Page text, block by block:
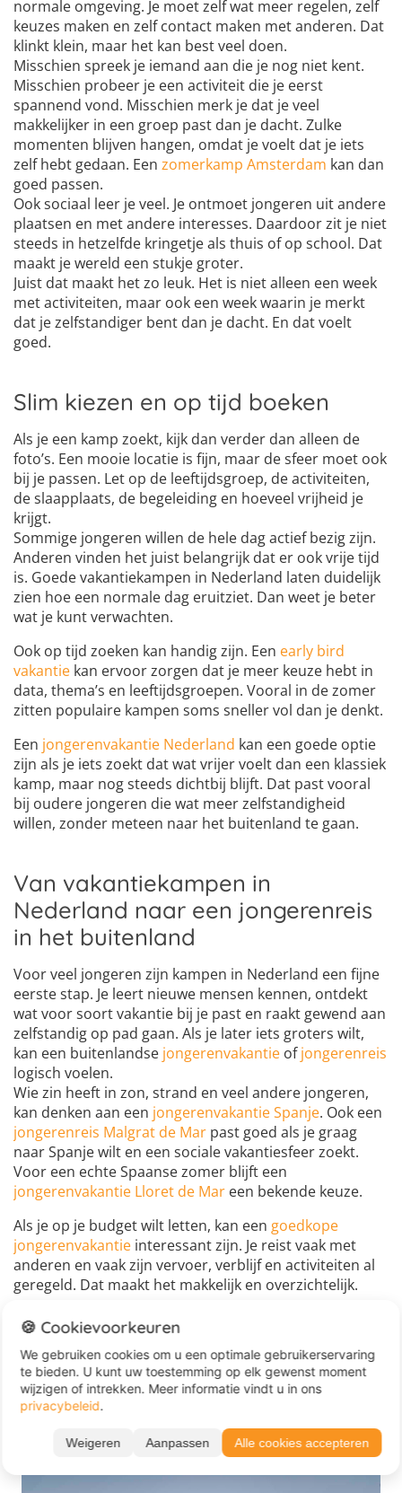
normale omgeving. Je moet zelf wat meer regelen, zelf
keuzes maken en zelf contact maken met anderen. Dat
klinkt klein, maar het kan best veel doen.
Misschien spreek je iemand aan die je nog niet kent.
Misschien probeer je een activiteit die je eerst
spannend vond. Misschien merk je dat je veel
makkelijker in een groep past dan je dacht. Zulke
momenten blijven hangen, omdat je voelt dat je iets
zelf hebt gedaan. Een zomerkamp Amsterdam kan dan
goed passen.
Ook sociaal leer je veel. Je ontmoet jongeren uit andere
plaatsen en met andere interesses. Daardoor zit je niet
steeds in hetzelfde kringetje als thuis of op school. Dat
maakt je wereld een stukje groter.
Juist dat maakt het zo leuk. Het is niet alleen een week
met activiteiten, maar ook een week waarin je merkt
dat je zelfstandiger bent dan je dacht. En dat voelt
goed.
Slim kiezen en op tijd boeken
Als je een kamp zoekt, kijk dan verder dan alleen de
foto’s. Een mooie locatie is fijn, maar de sfeer moet ook
bij je passen. Let op de leeftijdsgroep, de activiteiten,
de slaapplaats, de begeleiding en hoeveel vrijheid je
krijgt.
Sommige jongeren willen de hele dag actief bezig zijn.
Anderen vinden het juist belangrijk dat er ook vrije tijd
is. Goede vakantiekampen in Nederland laten duidelijk
zien hoe een normale dag eruitziet. Dan weet je beter
wat je kunt verwachten.
Ook op tijd zoeken kan handig zijn. Een early bird
vakantie kan ervoor zorgen dat je meer keuze hebt in
data, thema’s en leeftijdsgroepen. Vooral in de zomer
zitten populaire kampen soms sneller vol dan je denkt.
Een jongerenvakantie Nederland kan een goede optie
zijn als je iets zoekt dat wat vrijer voelt dan een klassiek
kamp, maar nog steeds dichtbij blijft. Dat past vooral
bij oudere jongeren die wat meer zelfstandigheid
willen, zonder meteen naar het buitenland te gaan.
Van vakantiekampen in
Nederland naar een jongerenreis
in het buitenland
Voor veel jongeren zijn kampen in Nederland een fijne
eerste stap. Je leert nieuwe mensen kennen, ontdekt
wat voor soort vakantie bij je past en raakt gewend aan
zelfstandig op pad gaan. Als je later iets groters wilt,
kan een buitenlandse jongerenvakantie ofjongerenreis
logisch voelen.
Wie zin heeft in zon, strand en veel andere jongeren,
kan denken aan een jongerenvakantie Spanje. Ook een
jongerenreis Malgrat de Mar past goed als je graag
naar Spanje wilt en een sociale vakantiesfeer zoekt.
Voor een echte Spaanse zomer blijft een
jongerenvakantie Lloret de Mar een bekende keuze.
Als je op je budget wilt letten, kan een goedkope
jongerenvakantie interessant zijn. Je reist vaak met
anderen en vaak zijn vervoer, verblijf en activiteiten al
geregeld. Dat maakt het makkelijk en overzichtelijk.
Wil je iets anders dan Spanje, dan kan een
Bali goed passen. Kroatië heeft helder water, mooie
kustplaatsen en veel mogelijkheden voor actieve
uitstapjes. Eenjongerenreis Kretais juist leuk als je
meer houdt van bergen, meren, natuur en outdoor
activiteiten .
🍪 Cookievoorkeuren
We gebruiken cookies om u een optimale gebruikerservaring
te bieden. U kunt uw toestemming op elk gewenst moment
wijzigen of intrekken. Meer informatie vindt u in ons
privacybeleid.
Weigeren Aanpassen Alle cookies accepteren